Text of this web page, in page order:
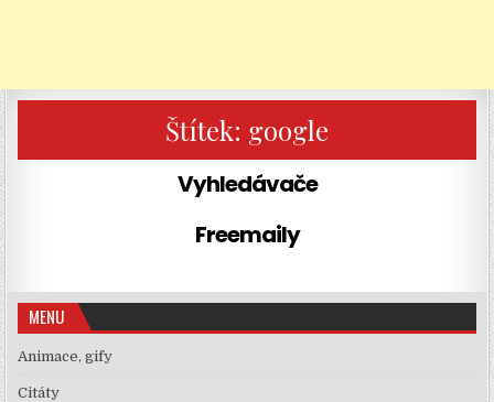
Štítek: google
Vyhledávače
Freemaily
MENU
Animace, gify
Citáty